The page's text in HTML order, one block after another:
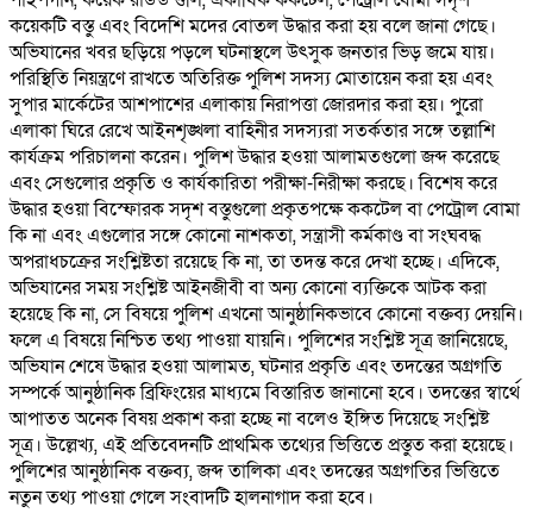
কয়েকটি বস্তু এবং বিদেশি মদের বোতল উদ্ধার করা হয় বলে জানা গেছে।
অভিযানের খবর ছড়িয়ে পড়লে ঘটনাস্থলে উৎসুক জনতার ভিড় জমে যায়।
পরিস্থিতি নিয়ন্ত্রণে রাখতে অতিরিক্ত পুলিশ সদস্য মোতায়েন করা হয় এবং
সুপার মার্কেটের আশপাশের এলাকায় নিরাপত্তা জোরদার করা হয়। পুরো
এলাকা ঘিরে রেখে আইনশৃঙ্খলা বাহিনীর সদস্যরা সতর্কতার সঙ্গে তল্লাশি
কার্যক্রম পরিচালনা করেন। পুলিশ উদ্ধার হওয়া আলামতগুলো জব্দ করেছে
এবং সেগুলোর প্রকৃতি ও কার্যকারিতা পরীক্ষা-নিরীক্ষা করছে। বিশেষ করে
উদ্ধার হওয়া বিস্ফোরক সদৃশ বস্তুগুলো প্রকৃতপক্ষে ককটেল বা পেট্রোল বোমা
কি না এবং এগুলোর সঙ্গে কোনো নাশকতা, সন্ত্রাসী কর্মকাণ্ড বা সংঘবদ্ধ
অপরাধচক্রের সংশ্লিষ্টতা রয়েছে কি না, তা তদন্ত করে দেখা হচ্ছে। এদিকে,
অভিযানের সময় সংশ্লিষ্ট আইনজীবী বা অন্য কোনো ব্যক্তিকে আটক করা
হয়েছে কি না, সে বিষয়ে পুলিশ এখনো আনুষ্ঠানিকভাবে কোনো বক্তব্য দেয়নি।
ফলে এ বিষয়ে নিশ্চিত তথ্য পাওয়া যায়নি। পুলিশের সংশ্লিষ্ট সূত্র জানিয়েছে,
অভিযান শেষে উদ্ধার হওয়া আলামত, ঘটনার প্রকৃতি এবং তদন্তের অগ্রগতি
সম্পর্কে আনুষ্ঠানিক ব্রিফিংয়ের মাধ্যমে বিস্তারিত জানানো হবে। তদন্তের স্বার্থে
আপাতত অনেক বিষয় প্রকাশ করা হচ্ছে না বলেও ইঙ্গিত দিয়েছে সংশ্লিষ্ট
সূত্র। উল্লেখ্য, এই প্রতিবেদনটি প্রাথমিক তথ্যের ভিত্তিতে প্রস্তুত করা হয়েছে।
পুলিশের আনুষ্ঠানিক বক্তব্য, জব্দ তালিকা এবং তদন্তের অগ্রগতির ভিত্তিতে
নতুন তথ্য পাওয়া গেলে সংবাদটি হালনাগাদ করা হবে।